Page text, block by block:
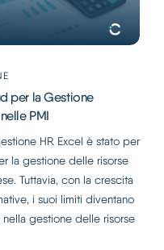
per la Gestione
PMI
HR Excel è stato per
la gestione delle risorse
Tuttavia, con la crescita
i suoi limiti diventano
gestione delle risorse